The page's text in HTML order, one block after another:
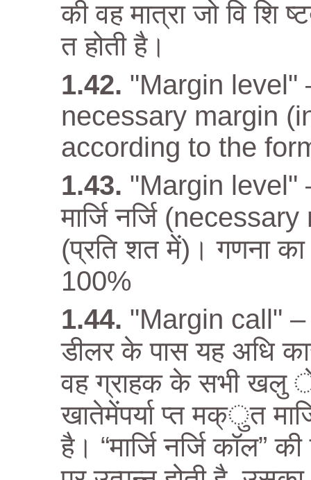
की वह मात्रा जो वि शि
त होती है।
"Margin level"
necessary margin
according to the
"Margin level"
मार्जि नर्जि
(प्रति शत में)। गणना
100%
"Margin call" –
डीलर के पास यह अधि
वह ग्राहक के सभी खलु
खातेमेंपर्या प्त मक्ुत
है। “मार्जि नर्जि कॉल”